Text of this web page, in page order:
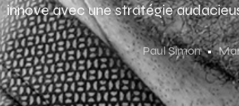
innove avec une stratégie
Paul Simon